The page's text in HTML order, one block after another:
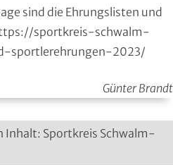
sind die Ehrungslisten und
sportkreis-schwalm-
sportlerehrungen-2023/
Günter Brandt
Inhalt: Sportkreis Schwalm-